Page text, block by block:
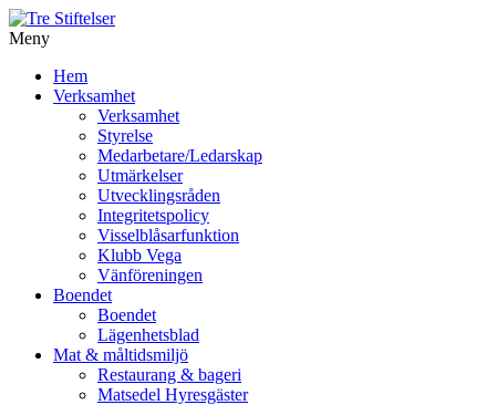
Meny
vidare
Hem
Verksamhet
Verksamhet
Styrelse
Medarbetare/Ledarskap
Utmärkelser
Utvecklingsråden
Integritetspolicy
Visselblåsarfunktion
Klubb Vega
Vänföreningen
Boendet
Boendet
Lägenhetsblad
Mat & måltidsmiljö
Restaurang & bageri
Matsedel Hyresgäster